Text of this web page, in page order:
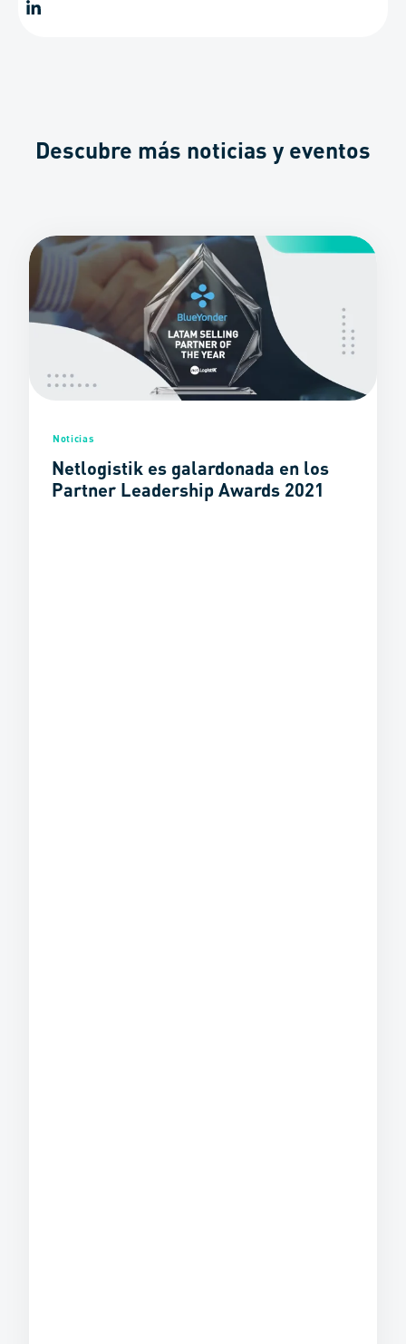
Descubre más noticias y eventos
Noticias
Netlogistik es galardonada en los
Partner Leadership Awards 2021